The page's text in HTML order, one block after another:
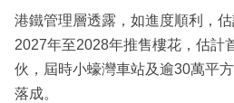
港鐵管理層透露，如進度順利，
2027年至2028年推售樓花，估計
伙，屆時小蠔灣車站及逾30萬平
落成。